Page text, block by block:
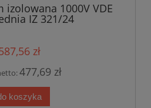
izolowana 1000V VDE
IZ 321/24
zł
477,69 zł
koszyka